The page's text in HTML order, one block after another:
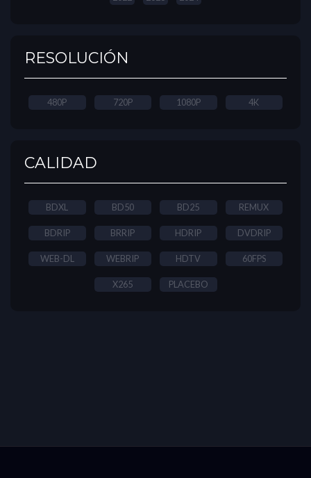
RESOLUCIÓN
480P 720P 1080P 4K
CALIDAD
BDXL BD50 BD25 REMUX
BDRIP BRRIP HDRIP DVDRIP
WEB-DL WEBRIP HDTV 60FPS
X265 PLACEBO